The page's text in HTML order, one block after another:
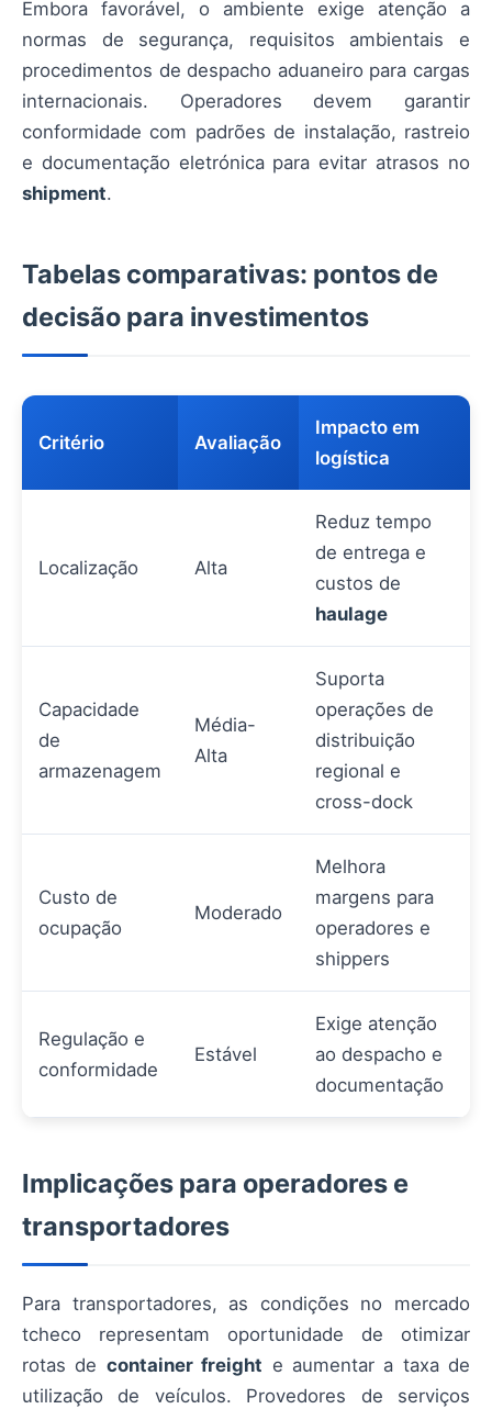
Embora favorável, o ambiente exige atenção a
normas de segurança, requisitos ambientais e
procedimentos de despacho aduaneiro para cargas
internacionais. Operadores devem garantir
conformidade com padrões de instalação, rastreio
e documentação eletrónica para evitar atrasos no
shipment.
Tabelas comparativas: pontos de
decisão para investimentos
Critério Avaliação
Impacto em
logística
Localização Alta
Reduz tempo
de entrega e
custos de
haulage
Capacidade
de
armazenagem
Média-
Alta
Suporta
operações de
distribuição
regional e
cross-dock
Custo de
ocupação
Moderado
Melhora
margens para
operadores e
shippers
Regulação e
conformidade
Estável
Exige atenção
ao despacho e
documentação
Implicações para operadores e
transportadores
Para transportadores, as condições no mercado
tcheco representam oportunidade de otimizar
rotas de container freight e aumentar a taxa de
utilização de veículos. Provedores de serviços